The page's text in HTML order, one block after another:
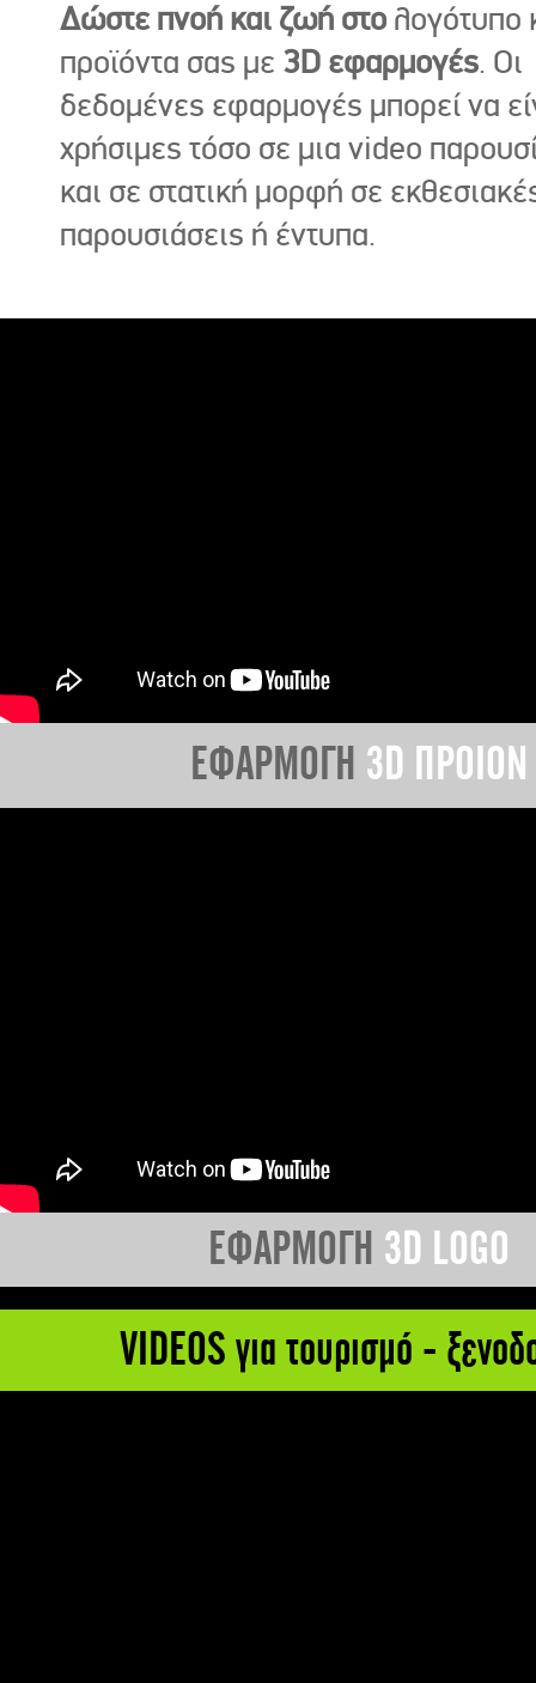
Δώστε πνοή και ζωή στο λογότυπο
προϊόντα σας με 3D εφαρμογές. Οι
δεδομένες εφαρμογές μπορεί να
χρήσιμες τόσο σε μια video
και σε στατική μορφή σε
παρουσιάσεις ή έντυπα.
ΕΦΑΡΜΟΓΗ 3D ΠΡΟΙΟΝ
ΕΦΑΡΜΟΓΗ 3D LOGO
VIDEOS για τουρισμό -